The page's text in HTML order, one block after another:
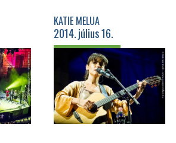
KATIE MELUA
2014. július 16.